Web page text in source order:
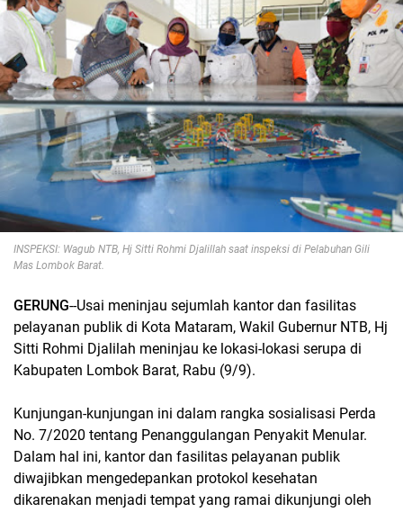
INSPEKSI: Wagub NTB, Hj Sitti Rohmi Djalillah saat inspeksi di Pelabuhan Gili
Mas Lombok Barat.
GERUNG--Usai meninjau sejumlah kantor dan fasilitas
pelayanan publik di Kota Mataram, Wakil Gubernur NTB, Hj
Sitti Rohmi Djalilah meninjau ke lokasi-lokasi serupa di
Kabupaten Lombok Barat, Rabu (9/9).
Kunjungan-kunjungan ini dalam rangka sosialisasi Perda
No. 7/2020 tentang Penanggulangan Penyakit Menular.
Dalam hal ini, kantor dan fasilitas pelayanan publik
diwajibkan mengedepankan protokol kesehatan
dikarenakan menjadi tempat yang ramai dikunjungi oleh